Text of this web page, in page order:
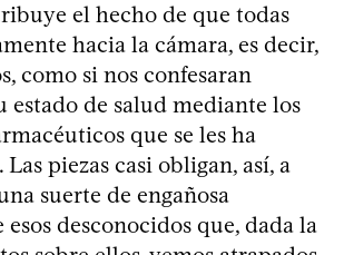
el hecho de que todas
hacia la cámara, es decir,
como si nos confesaran
estado de salud mediante los
que se les ha
piezas casi obligan, así, a
suerte de engañosa
esos desconocidos que, dada la